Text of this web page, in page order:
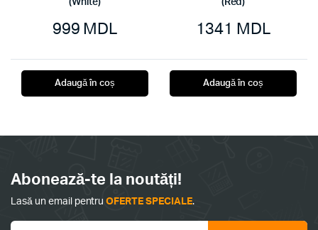
(White)
999 MDL
Adaugă în coș
(Red)
1341 MDL
Adaugă în coș
Abonează-te la noutăți!
Lasă un email pentruOFERTE SPECIALE.